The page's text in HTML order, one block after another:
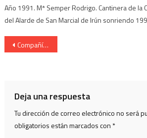
Año 1991. Mª Semper Rodrigo. Cantinera de la
del Alarde de San Marcial de Irún sonriendo
Navegación
Compañía Belaskoenea Mandos con su Cantinera Olaia Bedoya 2006
Deja una respuesta
Tu dirección de correo electrónico no será
obligatorios están marcados con *